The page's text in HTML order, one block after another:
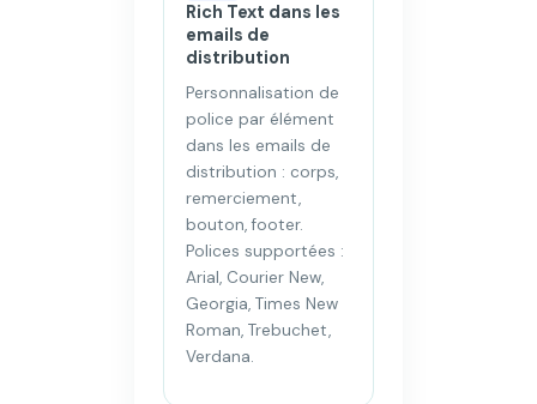
Rich Text dans les
emails de
distribution
Personnalisation de
police par élément
dans les emails de
distribution : corps,
remerciement,
bouton, footer.
Polices supportées :
Arial, Courier New,
Georgia, Times New
Roman, Trebuchet,
Verdana.